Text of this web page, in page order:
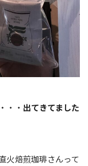
・・ 出てきてました
火焙煎珈琲さんって